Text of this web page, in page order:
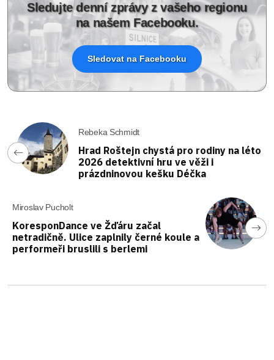
Sledujte denní zprávy z vašeho regionu
na našem Facebooku.
Sledovat na Facebooku
Rebeka Schmidt
Hrad Roštejn chystá pro rodiny na léto
2026 detektivní hru ve věži i
prázdninovou kešku Déčka
Miroslav Pucholt
KoresponDance ve Žďáru začal
netradičně. Ulice zaplnily černé koule a
performeři bruslili s berlemi